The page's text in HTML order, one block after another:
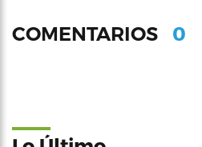
COMENTARIOS 0